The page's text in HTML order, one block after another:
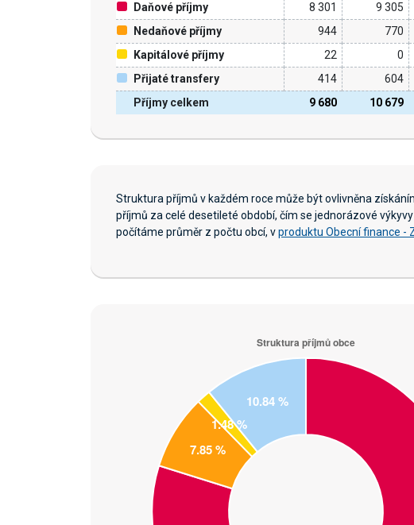
Příjmy celkem 9 680 10 679
Daňové příjmy 8 301 9 305
Nedaňové příjmy
944 770
Kapitálové příjmy
22 0
Přijaté transfery
414 604
Struktura příjmů v každém roce může být ovlivněna
příjmů za celé desetileté období, čím se jednorázové
počítáme průměr z počtu obcí, vproduktu Obecní finance -